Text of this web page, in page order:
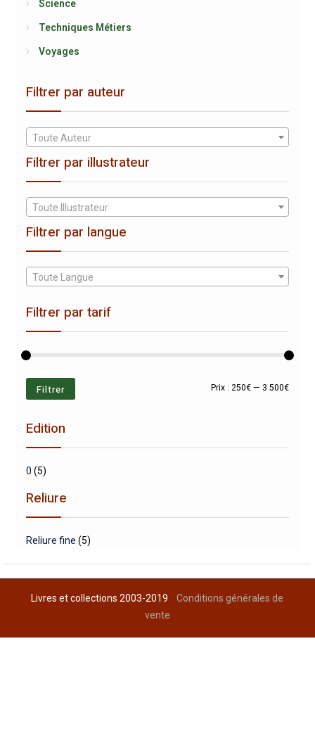
Science
Techniques Métiers
Voyages
Filtrer par auteur
Toute Auteur
Filtrer par illustrateur
Toute Illustrateur
Filtrer par langue
Toute Langue
Filtrer par tarif
Prix
Prix
Filtrer Prix :250€ — 3 500€
Edition
0 (5)
Reliure
Reliure fine (5)
Livres et collections 2003-2019Conditions générales de
vente